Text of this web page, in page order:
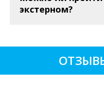
экстерном?